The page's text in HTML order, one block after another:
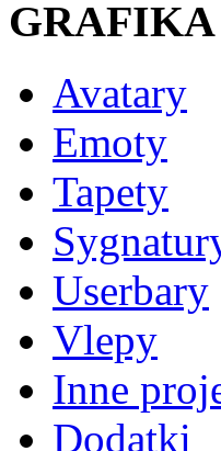
GRAFIKA
Avatary
Emoty
Tapety
Userbary
Vlepy
Inne
Dodatki